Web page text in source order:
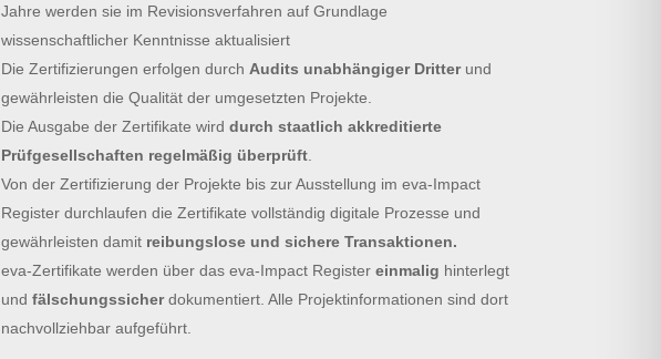
Jahre werden sie im Revisionsverfahren auf Grundlage
wissenschaftlicher Kenntnisse aktualisiert
Die Zertifizierungen erfolgen durch Audits unabhängiger Dritter und
gewährleisten die Qualität der umgesetzten Projekte.
Die Ausgabe der Zertifikate wird durch staatlich akkreditierte
Prüfgesellschaften regelmäßig überprüft.
Von der Zertifizierung der Projekte bis zur Ausstellung im eva-Impact
Register durchlaufen die Zertifikate vollständig digitale Prozesse und
gewährleisten damit reibungslose und sichere Transaktionen.
eva-Zertifikate werden über das eva-Impact Register einmalig hinterlegt
und fälschungssicher dokumentiert. Alle Projektinformationen sind dort
nachvollziehbar aufgeführt.